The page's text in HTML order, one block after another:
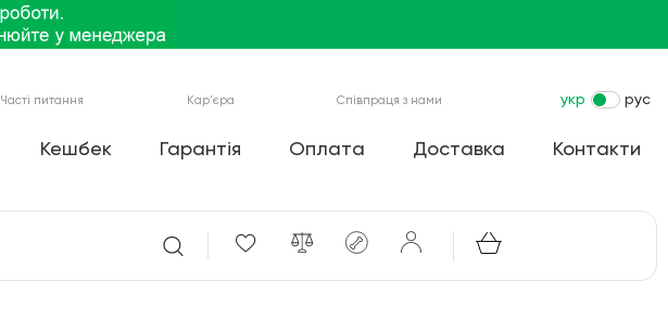
Часті питання Кар'єра Співпраця з нами укр рус
Кешбек Гарантія Оплата Доставка Контакти